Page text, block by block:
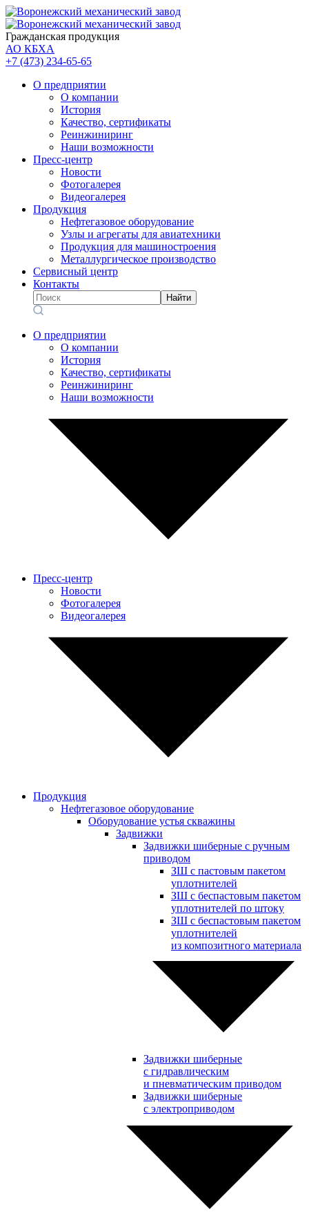
Гражданская продукция
АО КБХА
+7 (473) 234-65-65
О предприятии
О компании
История
Качество, сертификаты
Реинжиниринг
Наши возможности
Пресс-центр
Новости
Фотогалерея
Видеогалерея
Продукция
Нефтегазовое оборудование
Узлы и агрегаты для авиатехники
Продукция для машиностроения
Металлургическое производство
Сервисный центр
Контакты
Найти
О предприятии
О компании
История
Качество, сертификаты
Реинжиниринг
Наши возможности
Пресс-центр
Новости
Фотогалерея
Видеогалерея
Продукция
Нефтегазовое оборудование
Оборудование устья скважины
Задвижки
Задвижки шиберные с ручным
приводом
ЗШ с пастовым пакетом
уплотнителей
ЗШ с беспастовым пакетом
уплотнителей по штоку
ЗШ с беспастовым пакетом
уплотнителей
из композитного материала
Задвижки шиберные
с гидравлическим
и пневматическим приводом
Задвижки шиберные
с электроприводом